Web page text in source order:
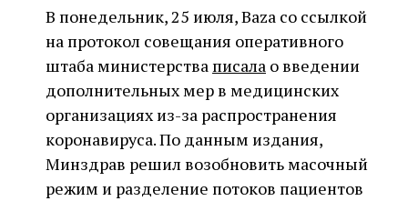
В понедельник, 25 июля, Baza со ссылкой
на протокол совещания оперативного
штаба министерства писала о введении
дополнительных мер в медицинских
организациях из-за распространения
коронавируса. По данным издания,
Минздрав решил возобновить масочный
режим и разделение потоков пациентов